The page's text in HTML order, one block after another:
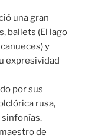
una gran
ballets (El lago
y
expresividad
por sus
rusa,
sinfonías.
de